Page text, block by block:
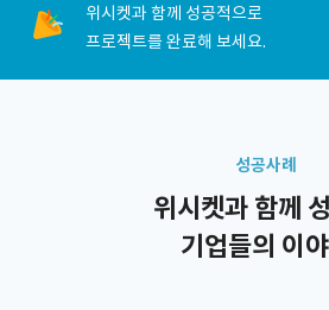
위시켓과 함께 성공적으로
프로젝트를 완료해 보세요.
성공사례
위시켓과 함께
기업들의 이야